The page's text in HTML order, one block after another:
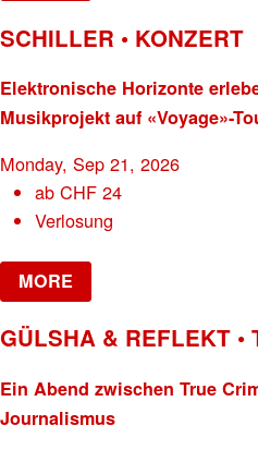
SCHILLER • KONZERT
Elektronische Horizonte
Musikprojekt auf «Voyage»-
Monday, Sep 21, 2026
abCHF 24
Verlosung
MORE
GÜLSHA & REFLEKT •
Ein Abend zwischen True
Journalismus